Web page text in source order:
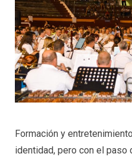
Formación y
identidad, pero con el paso